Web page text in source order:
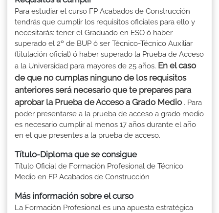
Para estudiar el curso FP Acabados de Construcción
tendrás que cumplir los requisitos oficiales para ello y
necesitarás: tener el Graduado en ESO ó haber
superado el 2º de BUP ó ser Técnico-Técnico Auxiliar
(titulación oficial) ó haber superado la Prueba de Acceso
a la Universidad para mayores de 25 años. En el caso
de que no cumplas ninguno de los requisitos
anteriores será necesario que te prepares para
aprobar la Prueba de Acceso a Grado Medio . Para
poder presentarse a la prueba de acceso a grado medio
es necesario cumplir al menos 17 años durante el año
en el que presentes a la prueba de acceso.
Título-Diploma que se consigue
Título Oficial de Formación Profesional de Técnico
Medio en FP Acabados de Construcción
Más información sobre el curso
La Formación Profesional es una apuesta estratégica